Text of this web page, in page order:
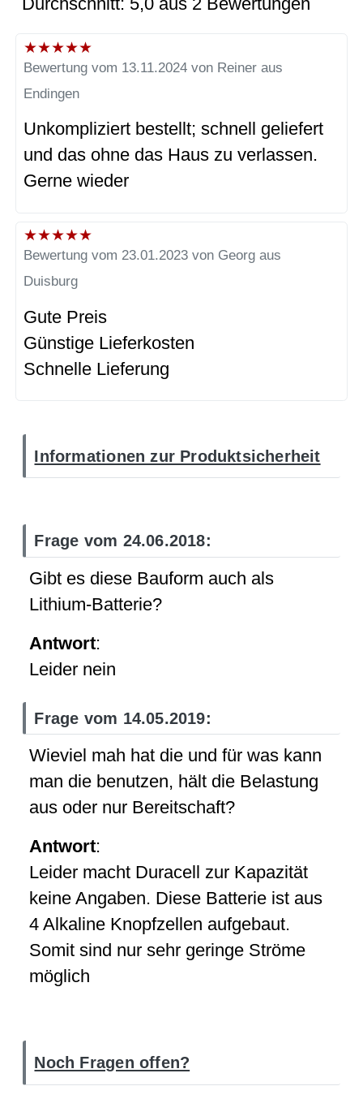
★★★★★
Bewertung vom 13.11.2024 von Reiner aus
Endingen
Unkompliziert bestellt; schnell geliefert
und das ohne das Haus zu verlassen.
Gerne wieder
★★★★★
Bewertung vom 23.01.2023 von Georg aus
Duisburg
Gute Preis
Günstige Lieferkosten
Schnelle Lieferung
Informationen zur Produktsicherheit
Frage vom 24.06.2018:
Gibt es diese Bauform auch als
Lithium-Batterie?
Antwort:
Leider nein
Frage vom 14.05.2019:
Wieviel mah hat die und für was kann
man die benutzen, hält die Belastung
aus oder nur Bereitschaft?
Antwort:
Leider macht Duracell zur Kapazität
keine Angaben. Diese Batterie ist aus
4 Alkaline Knopfzellen aufgebaut.
Somit sind nur sehr geringe Ströme
möglich
Noch Fragen offen?